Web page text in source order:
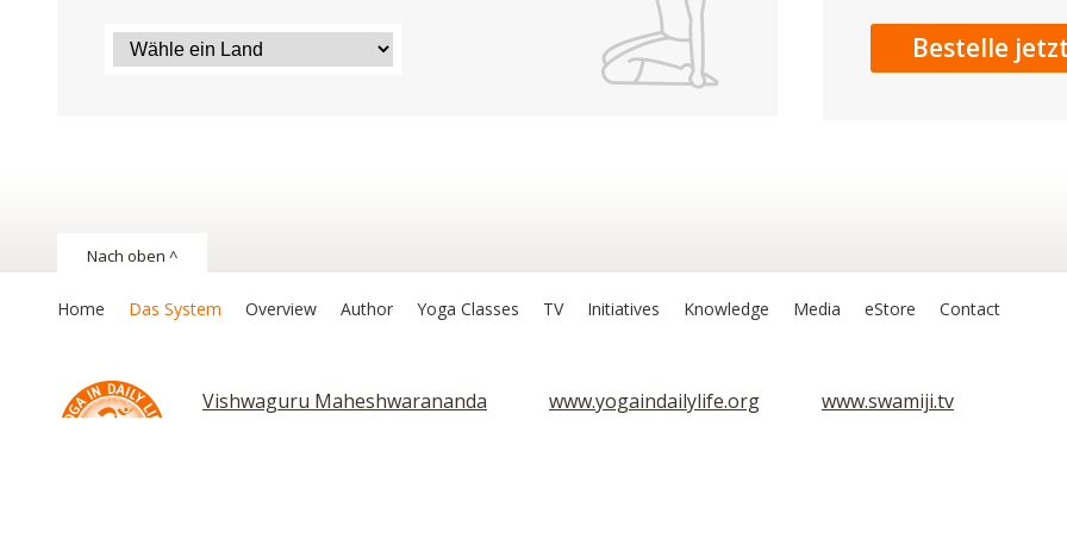
Bestelle jetzt
Nach oben ^
Home Das System Overview Author Yoga Classes TV Initiatives Knowledge Media eStore Contact
Vishwaguru Maheshwarananda www.yogaindailylife.org
www.swamiji.tv